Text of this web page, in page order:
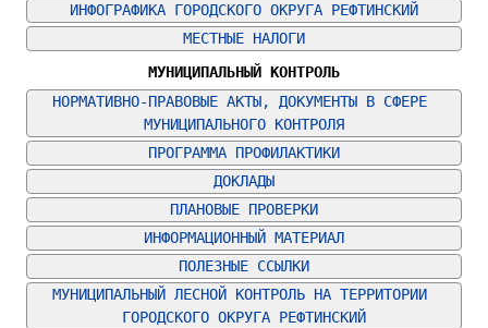
ИНФОГРАФИКА ГОРОДСКОГО ОКРУГА РЕФТИНСКИЙ
МЕСТНЫЕ НАЛОГИ
МУНИЦИПАЛЬНЫЙ КОНТРОЛЬ
НОРМАТИВНО-ПРАВОВЫЕ АКТЫ, ДОКУМЕНТЫ В СФЕРЕ
МУНИЦИПАЛЬНОГО КОНТРОЛЯ
ПРОГРАММА ПРОФИЛАКТИКИ
ДОКЛАДЫ
ПЛАНОВЫЕ ПРОВЕРКИ
ИНФОРМАЦИОННЫЙ МАТЕРИАЛ
ПОЛЕЗНЫЕ ССЫЛКИ
МУНИЦИПАЛЬНЫЙ ЛЕСНОЙ КОНТРОЛЬ НА ТЕРРИТОРИИ
ГОРОДСКОГО ОКРУГА РЕФТИНСКИЙ